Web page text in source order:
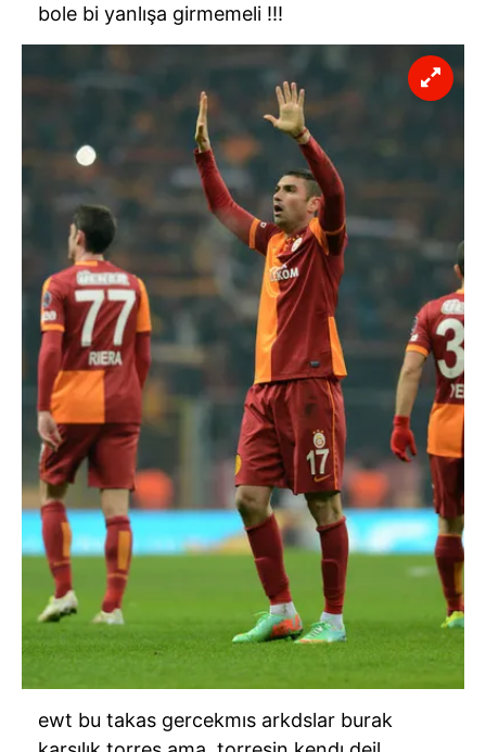
bole bi yanlışa girmemeli !!!
ewt bu takas gercekmıs arkdslar burak